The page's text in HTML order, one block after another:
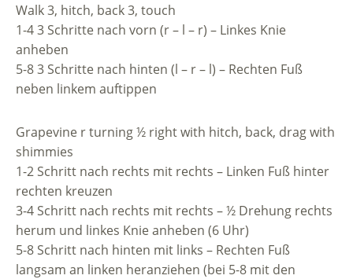
Walk 3, hitch, back 3, touch
1-4 3 Schritte nach vorn (r – l – r) – Linkes Knie
anheben
5-8 3 Schritte nach hinten (l – r – l) – Rechten Fuß
neben linkem auftippen
Grapevine r turning ½ right with hitch, back, drag with
shimmies
1-2 Schritt nach rechts mit rechts – Linken Fuß hinter
rechten kreuzen
3-4 Schritt nach rechts mit rechts – ½ Drehung rechts
herum und linkes Knie anheben (6 Uhr)
5-8 Schritt nach hinten mit links – Rechten Fuß
langsam an linken heranziehen (bei 5-8 mit den